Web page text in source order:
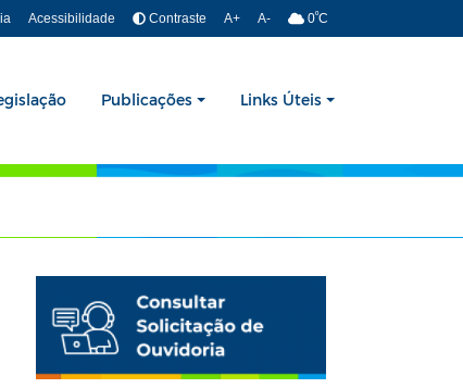
Acessibilidade Contraste A+ A- 0ºC
Publicações Links Úteis